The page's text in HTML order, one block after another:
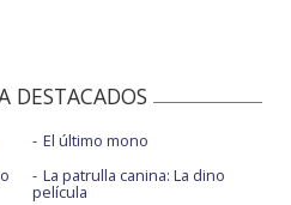
DESTACADOS
El último mono
La patrulla canina: La dino
película